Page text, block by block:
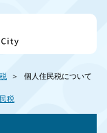
個人住民税について
税